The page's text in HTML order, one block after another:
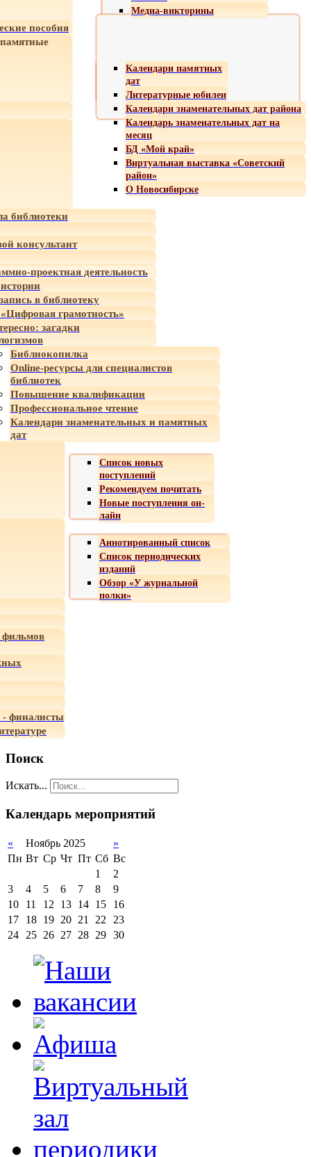
Медиа-викторины
пособия
Календари памятных
дат
Литературные юбилеи
Календари знаменательных дат района
Календарь знаменательных дат на
месяц
БД «Мой край»
Виртуальная выставка «Советский
район»
О Новосибирске
библиотеки
консультант
проектная деятельность
в библиотеку
грамотность»
загадки
Библиокопилка
Online-ресурсы для специалистов
библиотек
Повышение квалификации
Профессиональное чтение
Календари знаменательных и памятных
дат
Список новых
поступлений
Рекомендуем почитать
Новые поступления он-
лайн
Аннотированный список
Список периодических
изданий
Обзор «У журнальной
полки»
- финалисты
Поиск
Искать...
Календарь мероприятий
« Ноябрь 2025
»
Пн Вт Ср Чт Пт Сб Вс
1
2
3
4 5 6 7 8
9
10
11 12 13 14 15
16
17
18 19 20 21 22
23
24
25 26 27 28 29 30